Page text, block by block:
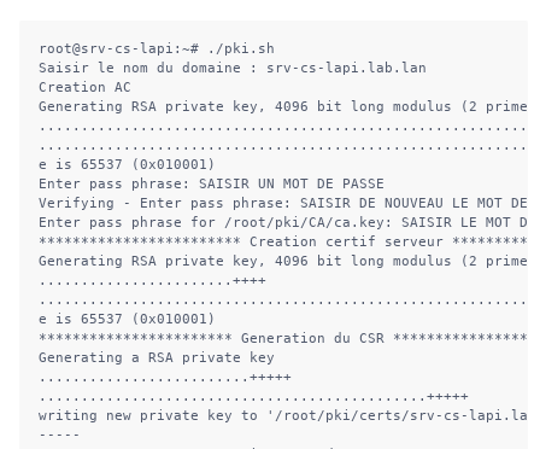
root@srv-cs-lapi:~# ./pki.sh
Saisir le nom du domaine : srv-cs-lapi.lab.lan
Creation AC
Generating RSA private key, 4096 bit long modulus (2
e is 65537 (0x010001)
Enter pass phrase: SAISIR UN MOT DE PASSE
Verifying - Enter pass phrase: SAISIR DE NOUVEAU LE MOT DE
Enter pass phrase for /root/pki/CA/ca.key: SAISIR LE MOT DE
************************ Creation certif serveur
Generating RSA private key, 4096 bit long modulus (2
.......................++++
e is 65537 (0x010001)
*********************** Generation du CSR
Generating a RSA private key
.........................+++++
..............................................+++++
writing new private key to '/root/pki/certs/srv-cs-
-----